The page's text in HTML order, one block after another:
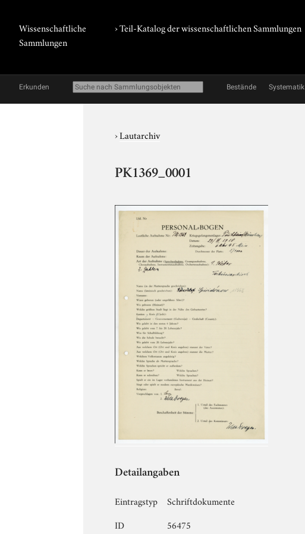
Wissenschaftliche
Sammlungen
› Teil-Katalog der wissenschaftlichen Sammlungen
Erkunden Bestände Systematik
›Lautarchiv
PK1369_0001
Detailangaben
Eintragstyp
Schriftdokumente
ID
56475